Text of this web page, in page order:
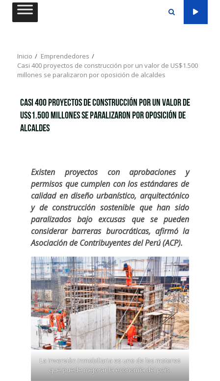
Saltar
Inicio
Emprendedores
Casi 400 proyectos de construcción por un valor de US$1.500
millones se paralizaron por oposición de alcaldes
Casi 400 proyectos de construcción por un valor de
US$1.500 millones se paralizaron por oposición de
alcaldes
Existen proyectos con aprobaciones y
permisos que cumplen con los estándares de
calidad en diseño urbanístico, arquitectónico
y de construcción sostenible que han sido
paralizados bajo excusas que se pueden
considerar barreras burocráticas, afirmó la
Asociación de Contribuyentes del Perú (ACP).
La inversión inmobiliaria es uno de los motores
que puede mejorar la economía del país.